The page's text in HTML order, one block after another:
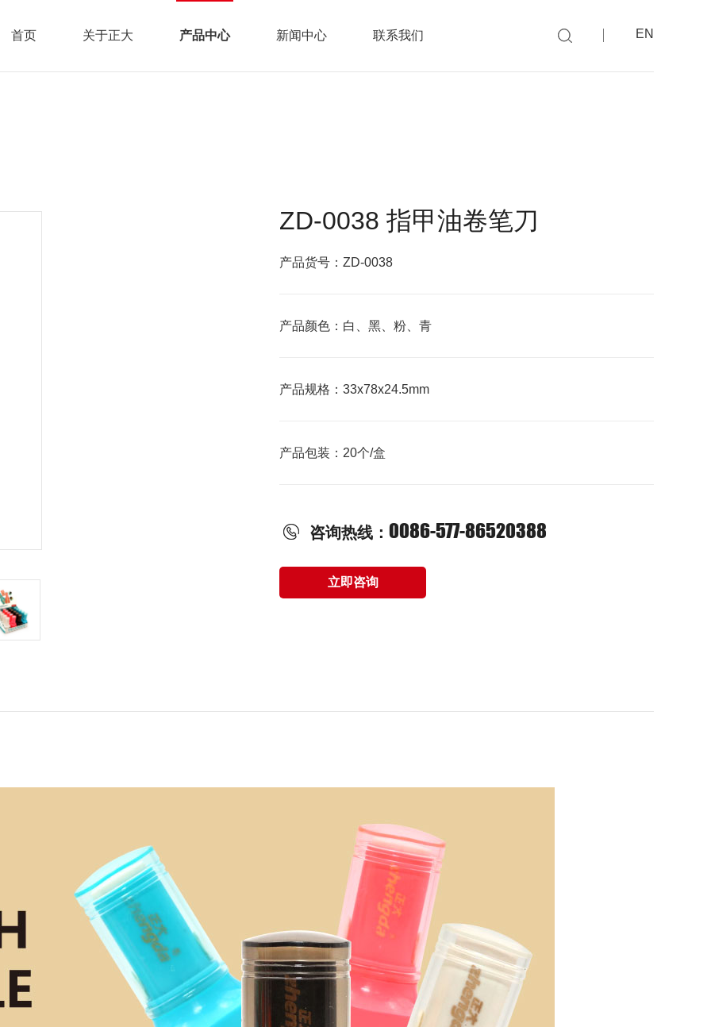
EN
首页 关于正大 产品中心 新闻中心 联系我们
ZD-0038 指甲油卷笔刀
产品货号：ZD-0038
产品颜色：白、黑、粉、青
产品规格：33x78x24.5mm
产品包装：20个/盒
咨询热线： 0086-577-86520388
立即咨询